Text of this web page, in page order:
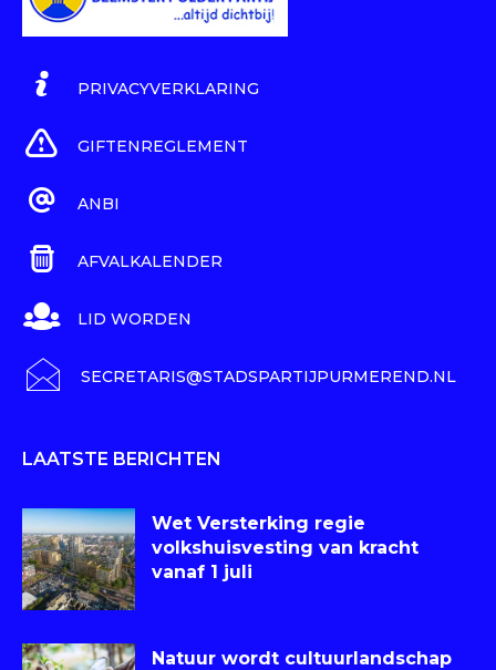
PRIVACYVERKLARING
GIFTENREGLEMENT
ANBI
AFVALKALENDER
LID WORDEN
SECRETARIS@STADSPARTIJPURMEREND.NL
LAATSTE BERICHTEN
Wet Versterking regie
volkshuisvesting van kracht
vanaf 1 juli
Natuur wordt cultuurlandschap